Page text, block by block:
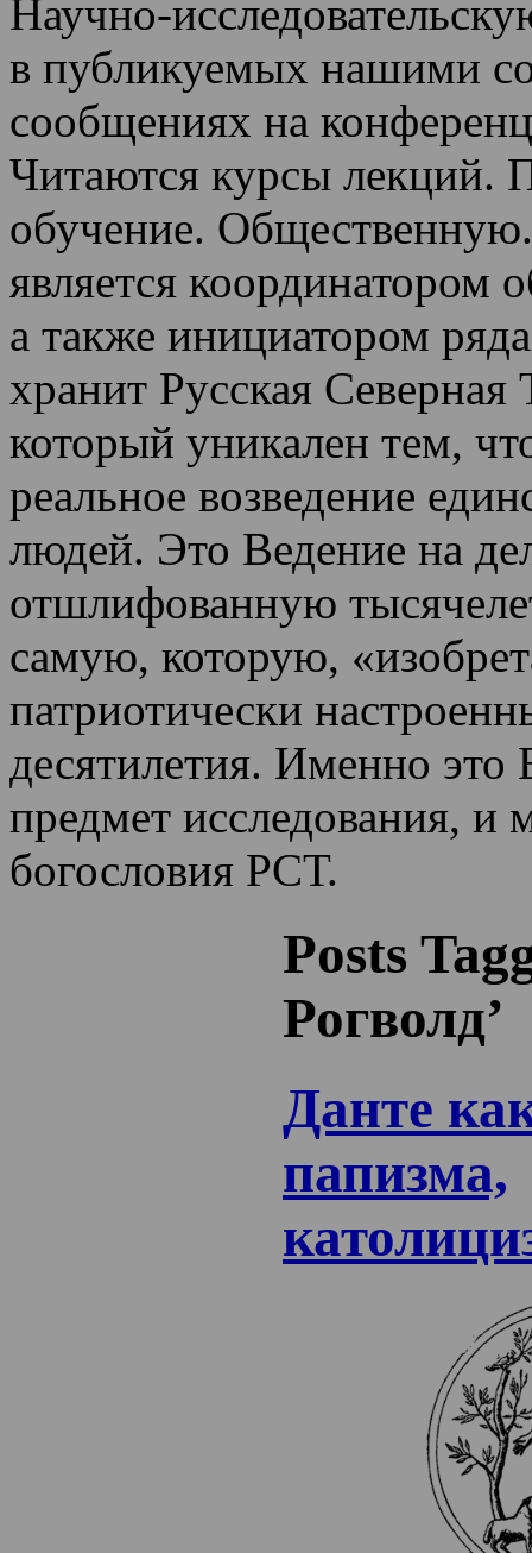
Научно-
в публикуемых нашими
сообщениях на
Читаются курсы лекций.
обучение.
является
а также инициатором
хранит Русская
который уникален тем,
реальное возведение
людей. Это Ведение на
отшлифованную
самую, которую,
патриотически
десятилетия. Именно это
предмет исследования, и
богословия РСТ.
Posts
Рогволд’
Данте
папизма,